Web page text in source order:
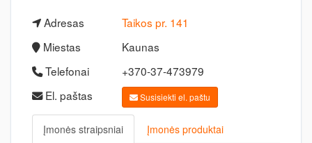
Adresas
Taikos pr. 141
Miestas
Kaunas
Telefonai
+370-37-473979
El. paštas
Susisiekti el. paštu
Įmonės straipsniai Įmonės produktai